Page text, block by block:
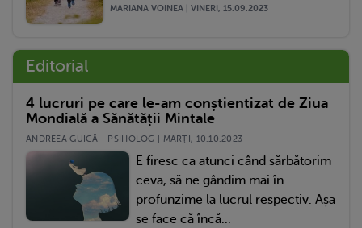
MARIANA VOINEA | VINERI, 15.09.2023
Editorial
4 lucruri pe care le-am conștientizat de Ziua
Mondială a Sănătății Mintale
ANDREEA GUICĂ - PSIHOLOG | MARŢI, 10.10.2023
E firesc ca atunci când sărbătorim
ceva, să ne gândim mai în
profunzime la lucrul respectiv. Așa
se face că încă...